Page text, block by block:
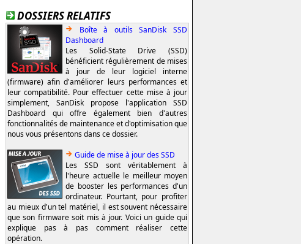
DOSSIERS RELATIFS
Boîte à outils SanDisk SSD
Dashboard
Les Solid-State Drive (SSD)
bénéficient régulièrement de mises
à jour de leur logiciel interne
(firmware) afin d'améliorer leurs performances et
leur compatibilité. Pour effectuer cette mise à jour
simplement, SanDisk propose l'application SSD
Dashboard qui offre également bien d'autres
fonctionnalités de maintenance et d'optimisation que
nous vous présentons dans ce dossier.
Guide de mise à jour des SSD
Les SSD sont véritablement à
l'heure actuelle le meilleur moyen
de booster les performances d'un
ordinateur. Pourtant, pour profiter
au mieux d'un tel matériel, il est souvent nécessaire
que son firmware soit mis à jour. Voici un guide qui
explique pas à pas comment réaliser cette
opération.